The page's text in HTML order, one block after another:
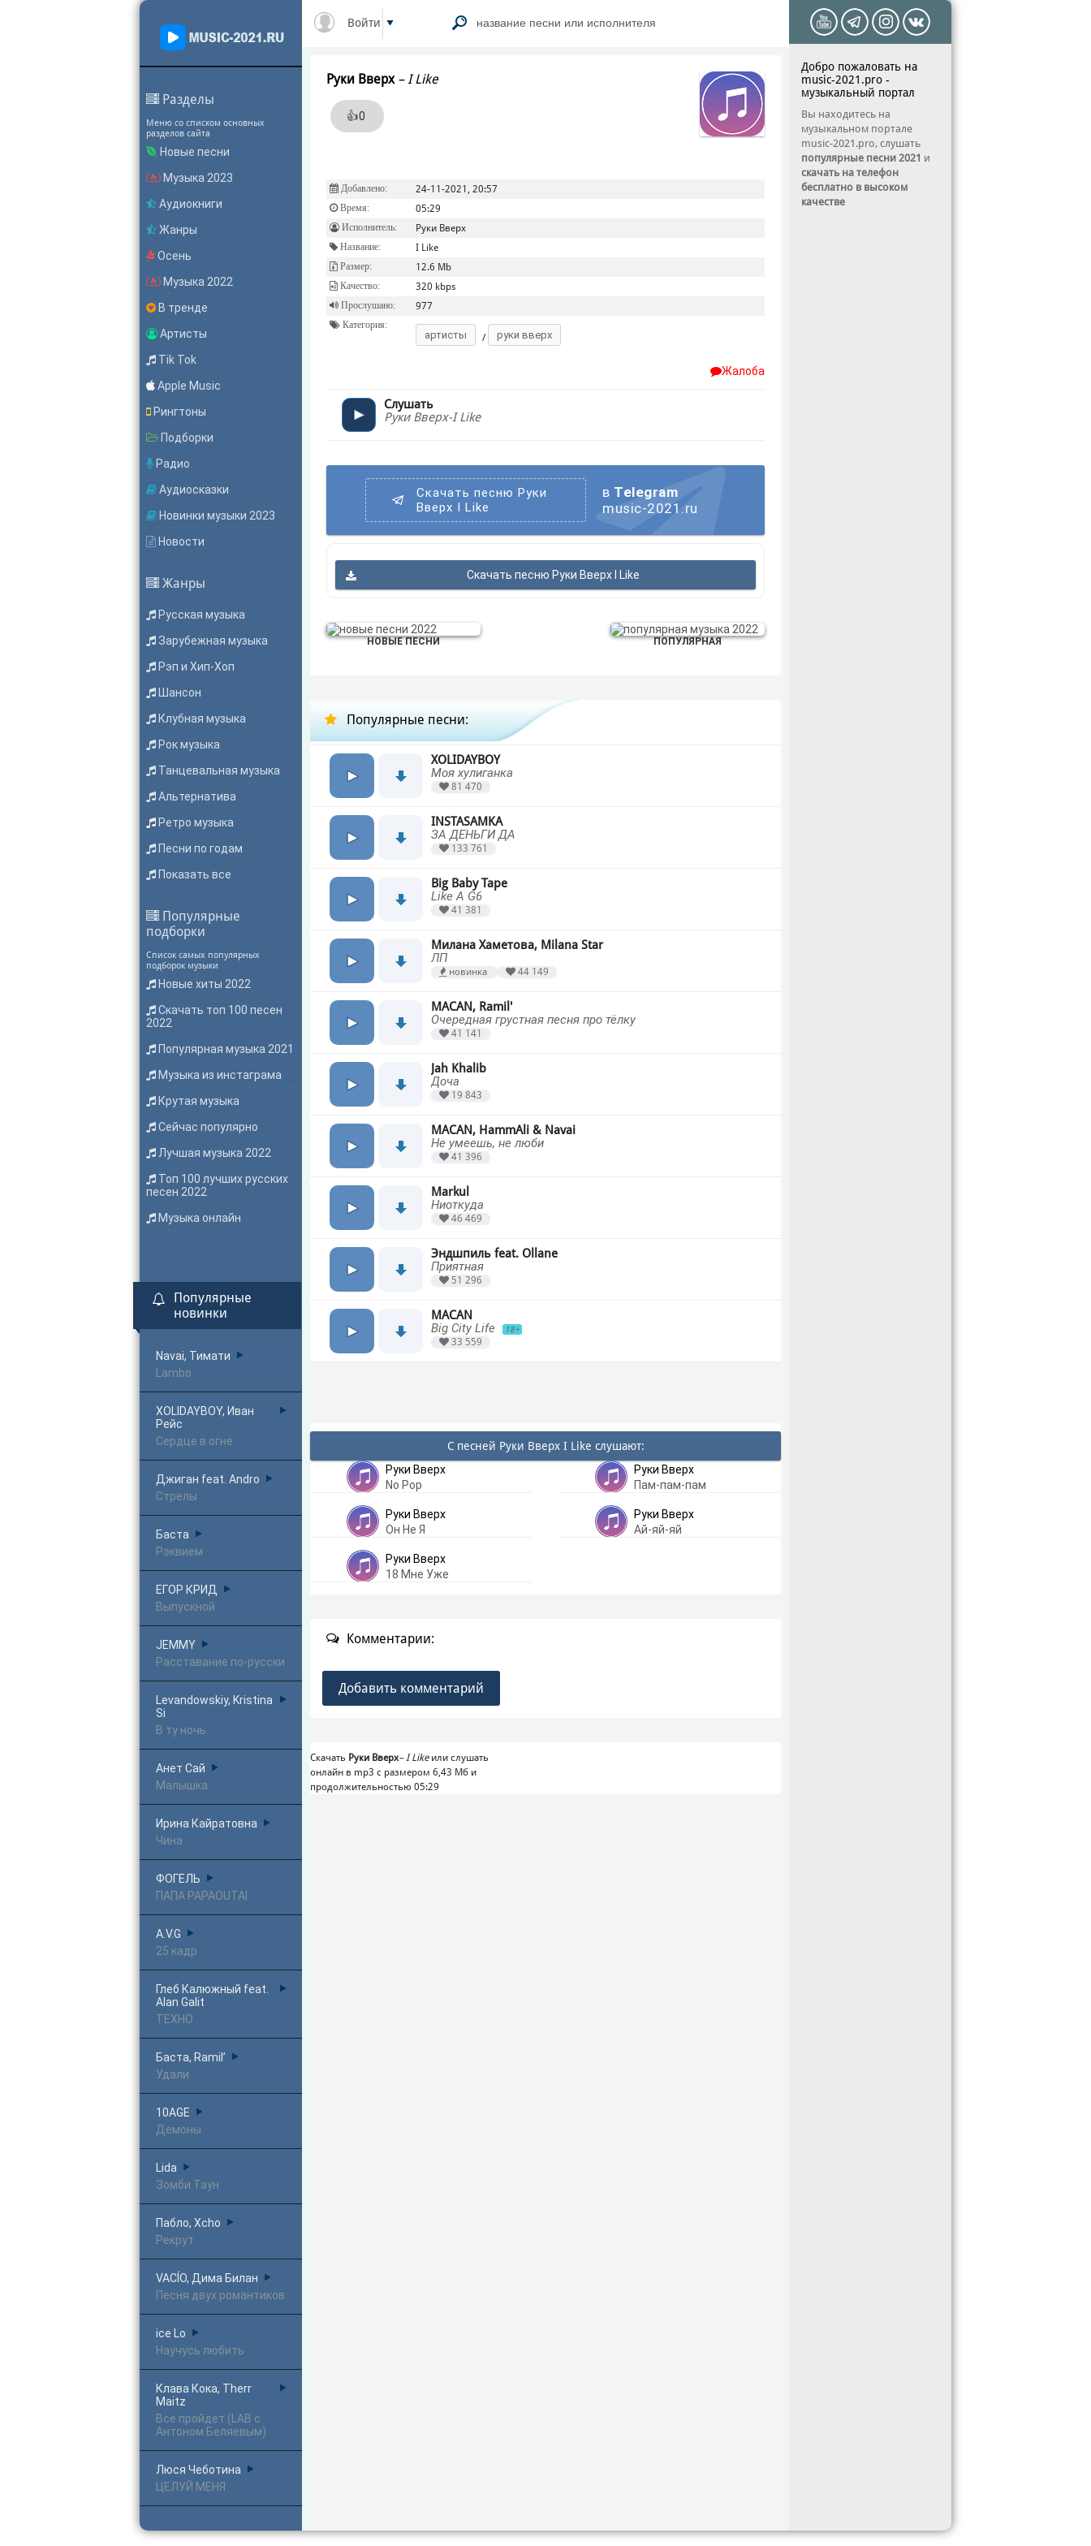
Разделы
Меню со списком основных
разделов сайта
Новые песни
Музыка 2023
Аудиокниги
Жанры
Осень
Музыка 2022
В тренде
Артисты
Tik Tok
Apple Music
Рингтоны
Подборки
Радио
Аудиосказки
Новинки музыки 2023
Новости
Жанры
Русская музыка
Зарубежная музыка
Рэп и Хип-Хоп
Шансон
Клубная музыка
Рок музыка
Танцевальная музыка
Альтернатива
Ретро музыка
Песни по годам
Показать все
Популярные
подборки
Список самых популярных
подборок музыки
Новые хиты 2022
Скачать топ 100 песен
2022
Популярная музыка 2021
Музыка из инстаграма
Крутая музыка
Сейчас популярно
Лучшая музыка 2022
Топ 100 лучших русских
песен 2022
Музыка онлайн
Популярные
новинки
Navai, Тимати
Lambo
XOLIDAYBOY, Иван
Рейс
Сердце в огне
Джиган feat. Andro
Стрелы
Баста
Рэквием
ЕГОР КРИД
Выпускной
JEMMY
Расставание по-русски
Levandowskiy, Kristina
Si
В ту ночь
Анет Сай
Малышка
Ирина Кайратовна
Чина
ФОГЕЛЬ
ПАПА PAPAOUTAI
A.V.G
25 кадр
Глеб Калюжный feat.
Alan Galit
ТЕХНО
Баста, Ramil’
Удали
10AGE
Демоны
Lida
Зомби Таун
Пабло, Xcho
Рекрут
VACÍO, Дима Билан
Песня двух романтиков
ice Lo
Научусь любить
Клава Кока, Therr
Maitz
Все пройдет (LAB с
Антоном Беляевым)
Люся Чеботина
ЦЕЛУЙ МЕНЯ
Войти
Руки Вверх – I Like
👍0
Добавлено: 24-11-2021, 20:57
Время: 05:29
Исполнитель: Руки Вверх
Название: I Like
Размер: 12.6 Mb
Качество: 320 kbps
Прослушано: 977
Категория:
артисты / руки вверх
Жалоба
Слушать
Руки Вверх-I Like
Скачать песню Руки
Вверх I Like
в Telegram
music-2021.ru
Скачать песню Руки Вверх I Like
НОВЫЕ ПЕСНИ ПОПУЛЯРНАЯ
Популярные песни:
XOLIDAYBOY
Моя хулиганка
81 470
INSTASAMKA
ЗА ДЕНЬГИ ДА
133 761
Big Baby Tape
Like A G6
41 381
Милана Хаметова, Milana Star
ЛП
новинка 44 149
MACAN, Ramil'
Очередная грустная песня про тёлку
41 141
Jah Khalib
Доча
19 843
MACAN, HammAli & Navai
Не умеешь, не люби
41 396
Markul
Ниоткуда
46 469
Эндшпиль feat. Ollane
Приятная
51 296
MACAN
Big City Life
18+
33 559
С песней Руки Вверх I Like слушают:
Руки Вверх
No Pop
Руки Вверх
Пам-пам-пам
Руки Вверх
Он Не Я
Руки Вверх
Ай-яй-яй
Руки Вверх
18 Мне Уже
Комментарии:
Добавить комментарий
Скачать Руки Вверх– I Likeили слушать
онлайн в mp3 с размером 6,43 Mб и
продолжительностью 05:29
Добро пожаловать на
music-2021.pro -
музыкальный портал
Вы находитесь на
музыкальном портале
music-2021.pro, слушать
популярные песни 2021 и
скачать на телефон
бесплатно в высоком
качестве